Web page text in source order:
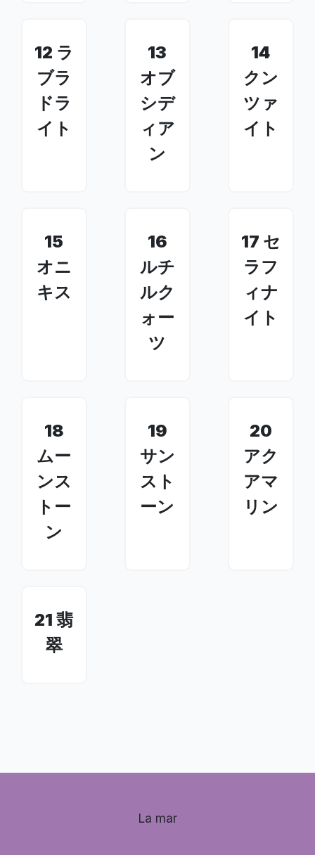
12 ラ
ブラ
ドラ
イト
13
オブ
シデ
ィア
ン
14
クン
ツァ
イト
15
オニ
キス
16
ルチ
ルク
ォー
ツ
17 セ
ラフ
ィナ
イト
18
ムー
ンス
トー
ン
19
サン
スト
ーン
20
アク
アマ
リン
21 翡
翠
La mar